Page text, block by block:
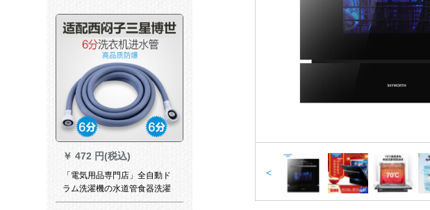
￥ 472 円(税込)
「電気用品専門店」全自動ド
ラム洗濯機の水道管食器洗濯
機六分ホースを延長し、爆発
<